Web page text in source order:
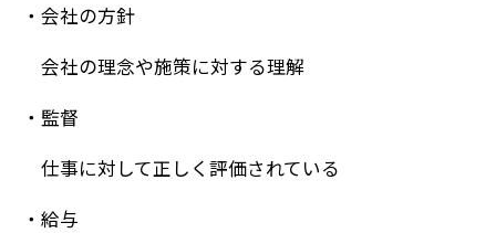
・会社の方針
会社の理念や施策に対する理解
・監督
仕事に対して正しく評価されている
・給与